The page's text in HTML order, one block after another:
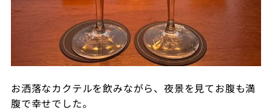
お洒落なカクテルを飲みながら、夜景を見てお腹も満
腹で幸せでした。